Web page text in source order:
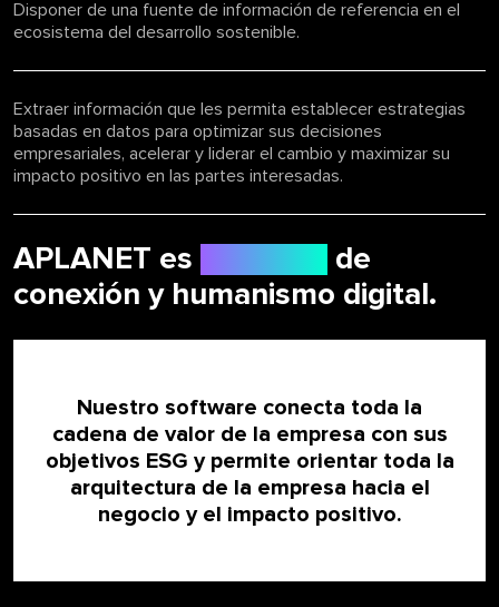
Disponer de una fuente de información de referencia en el
ecosistema del desarrollo sostenible.
Extraer información que les permita establecer estrategias
basadas en datos para optimizar sus decisiones
empresariales, acelerar y liderar el cambio y maximizar su
impacto positivo en las partes interesadas.
APLANET es
de
conexión y humanismo digital.
Nuestro software conecta toda la
cadena de valor de la empresa con sus
objetivos ESG y permite orientar toda la
arquitectura de la empresa hacia el
negocio y el impacto positivo.